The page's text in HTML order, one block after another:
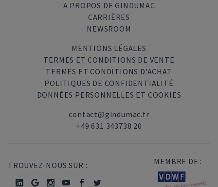
A PROPOS DE GINDUMAC
CARRIÈRES
NEWSROOM
MENTIONS LÉGALES
TERMES ET CONDITIONS DE VENTE
TERMES ET CONDITIONS D'ACHAT
POLITIQUES DE CONFIDENTIALITÉ
DONNÉES PERSONNELLES ET COOKIES
contact@gindumac.fr
+49 631 343738 20
TROUVEZ-NOUS SUR : MEMBRE DE :